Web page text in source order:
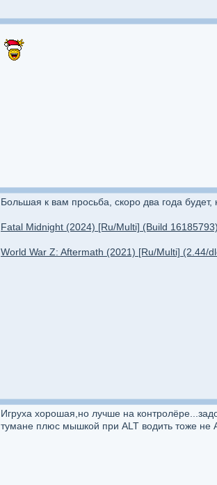
Большая к вам просьба, скоро два года
Fatal Midnight (2024) [Ru/Multi] (Build
World War Z: Aftermath (2021) [Ru/Multi] (2.44/
Игруха хорошая,но лучше на
тумане плюс мышкой при ALT водить тоже не